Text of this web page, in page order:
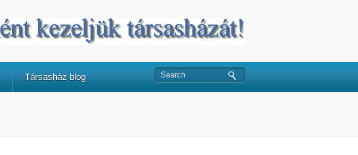
Társasház blog